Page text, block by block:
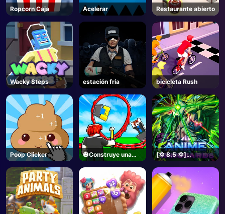
Ropcorn Caja Acelerar Restaurante abierto
Wacky Steps estación fría bicicleta Rush
Poop Clicker
🎃Construye una
montaña rusa🎢 -
[💢 8.5 💢]
Vanguardias de
Anime - Roblox